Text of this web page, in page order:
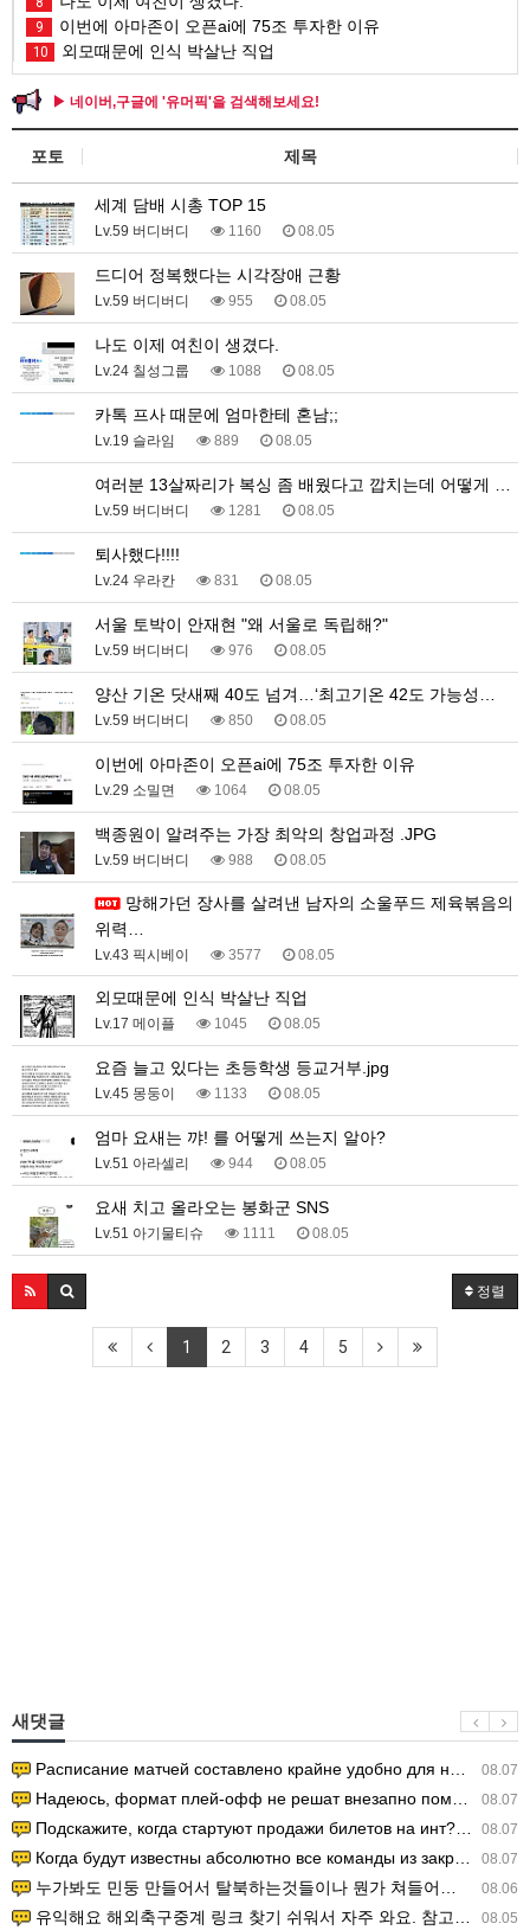
9 이번에 아마존이 오픈ai에 75조 투자한 이유
10 외모때문에 인식 박살난 직업
▶ 네이버,구글에 '유머픽'을 검색해보세요!
포토 제목
세계 담배 시총 TOP 15
Lv.59 버디버디 1160 08.05
드디어 정복했다는 시각장애 근황
Lv.59 버디버디 955 08.05
나도 이제 여친이 생겼다.
Lv.24 칠성그룹 1088 08.05
카톡 프사 때문에 엄마한테 혼남;;
Lv.19 슬라임 889 08.05
여러분 13살짜리가 복싱 좀 배웠다고 깝치는데 어떻게 …
Lv.59 버디버디 1281 08.05
퇴사했다!!!!
Lv.24 우라칸 831 08.05
서울 토박이 안재현 "왜 서울로 독립해?"
Lv.59 버디버디 976 08.05
양산 기온 닷새째 40도 넘겨…‘최고기온 42도 가능성…
Lv.59 버디버디 850 08.05
이번에 아마존이 오픈ai에 75조 투자한 이유
Lv.29 소밀면 1064 08.05
백종원이 알려주는 가장 최악의 창업과정 .JPG
Lv.59 버디버디 988 08.05
위력…
Lv.43 픽시베이 3577 08.05
외모때문에 인식 박살난 직업
Lv.17 메이플 1045 08.05
요즘 늘고 있다는 초등학생 등교거부.jpg
Lv.45 몽둥이 1133 08.05
엄마 요새는 꺄! 를 어떻게 쓰는지 알아?
Lv.51 아라셀리 944 08.05
요새 치고 올라오는 봉화군 SNS
Lv.51 아기물티슈 1111 08.05
정렬
1 2 3 4 5
새댓글
08.07
Расписание матчей составлено крайне удобно для нашего часово…
08.07
Надеюсь, формат плей-офф не решат внезапно поменять. https:/…
08.07
Подскажите, когда стартуют продажи билетов на инт? https://g…
08.07
Когда будут известны абсолютно все команды из закрытых квали…
08.06
누가봐도 민둥 만들어서 탈북하는것들이나 뭔가 쳐들어오는 낌새를 미리 알아차리기 위함이지 저걸 전쟁준비라고 하…
08.05
유익해요 해외축구중계 링크 찾기 쉬워서 자주 와요. 참고로 무료스포츠중계 정보 확인할 때 출처 꼭 체크해요.…